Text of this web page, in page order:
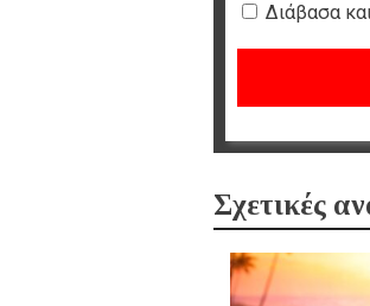
Διάβασα
Σχετικές